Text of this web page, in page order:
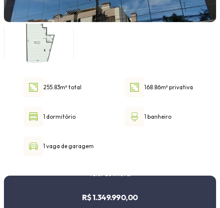
Faixa de valor
255.83m² total 168.86m² privativa
1 dormitório 1 banheiro
1 vaga de garagem
R$ 1.349.990,00